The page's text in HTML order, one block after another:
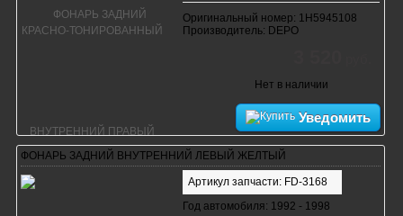
Оригинальный номер: 1H5945108
Производитель: DEPO
Нет в наличии
Уведомить
ФОНАРЬ ЗАДНИЙ ВНУТРЕННИЙ ЛЕВЫЙ ЖЕЛТЫЙ
Артикул запчасти: FD-3168
Год автомобиля: 1992 - 1998